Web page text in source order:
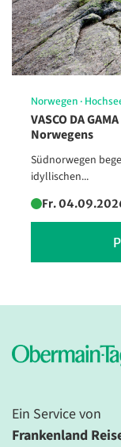
Norwegen ·
VASCO DA
Norwegens
Südnorwegen
idyllischen...
Fr.
Ein Service von
Frankenland